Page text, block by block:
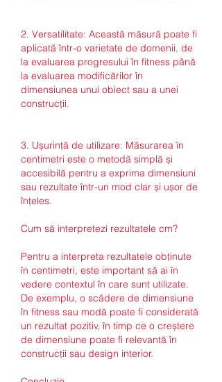
2. Versatilitate: Această măsură poate fi
aplicată într-o varietate de domenii, de
la evaluarea progresului în fitness până
la evaluarea modificărilor în
dimensiunea unui obiect sau a unei
construcții.
3. Ușurință de utilizare: Măsurarea în
centimetri este o metodă simplă și
accesibilă pentru a exprima dimensiuni
sau rezultate într-un mod clar și ușor de
înțeles.
Cum să interpretezi rezultatele cm?
Pentru a interpreta rezultatele obținute
în centimetri, este important să ai în
vedere contextul în care sunt utilizate.
De exemplu, o scădere de dimensiune
în fitness sau modă poate fi considerată
un rezultat pozitiv, în timp ce o creștere
de dimensiune poate fi relevantă în
construcții sau design interior.